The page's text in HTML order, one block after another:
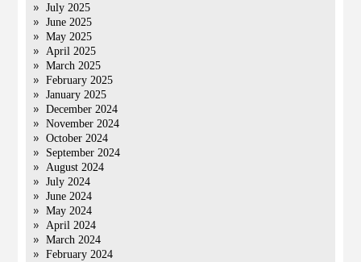
July 2025
June 2025
May 2025
April 2025
March 2025
February 2025
January 2025
December 2024
November 2024
October 2024
September 2024
August 2024
July 2024
June 2024
May 2024
April 2024
March 2024
February 2024